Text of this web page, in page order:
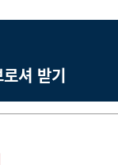
셔 받기